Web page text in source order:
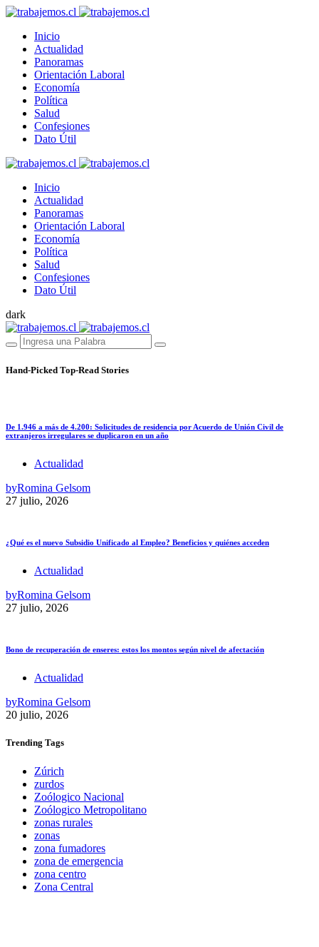
Inicio
Actualidad
Panoramas
Orientación Laboral
Economía
Política
Salud
Confesiones
Dato Útil
Inicio
Actualidad
Panoramas
Orientación Laboral
Economía
Política
Salud
Confesiones
Dato Útil
dark
Hand-Picked Top-Read Stories
De 1.946 a más de 4.200: Solicitudes de residencia por Acuerdo de Unión Civil de
extranjeros irregulares se duplicaron en un año
Actualidad
byRomina Gelsom
27 julio, 2026
¿Qué es el nuevo Subsidio Unificado al Empleo? Beneficios y quiénes acceden
Actualidad
byRomina Gelsom
27 julio, 2026
Bono de recuperación de enseres: estos los montos según nivel de afectación
Actualidad
byRomina Gelsom
20 julio, 2026
Trending Tags
Zúrich
zurdos
Zoólogico Nacional
Zoólogico Metropolitano
zonas rurales
zonas
zona fumadores
zona de emergencia
zona centro
Zona Central